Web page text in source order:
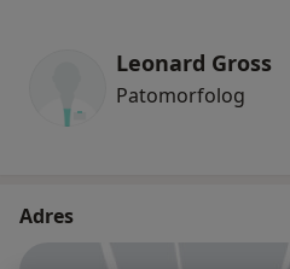
Leonard Gross
Patomorfolog
Adres